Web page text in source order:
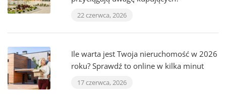
22 czerwca, 2026
Ile warta jest Twoja nieruchomość w 2026
roku? Sprawdź to online w kilka minut
17 czerwca, 2026